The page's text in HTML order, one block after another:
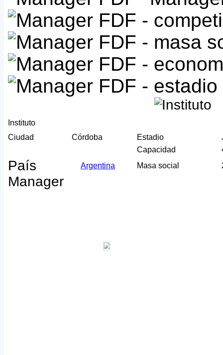
Instituto
Ciudad
Córdoba Estadio
Capacidad
País Argentina Masa social
Manager